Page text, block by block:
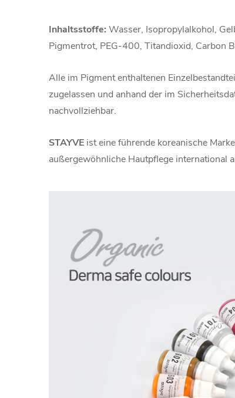
Inhaltsstoffe: Wasser, Isopropylalkohol,
Pigmentrot, PEG-400, Titandioxid, Carbon
Alle im Pigment enthaltenen
zugelassen und anhand der im
nachvollziehbar.
STAYVE ist eine führende koreanische
außergewöhnliche Hautpflege international